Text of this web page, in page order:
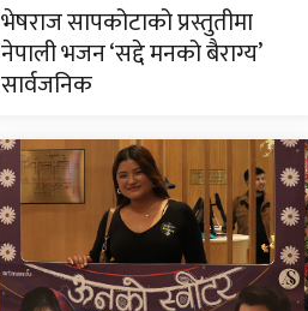
भेषराज सापकोटाको प्रस्तुतीमा
नेपाली भजन ‘सद्दे मनको बैराग्य’
सार्वजनिक